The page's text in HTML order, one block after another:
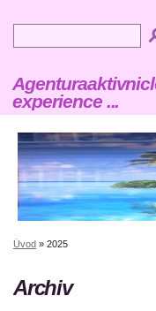
experience ...
Úvod » 2025
Archiv